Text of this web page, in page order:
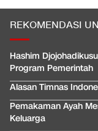
REKOMENDASI
Hashim
Program Pemerintah
Alasan Timnas
Pemakaman Ayah
Keluarga